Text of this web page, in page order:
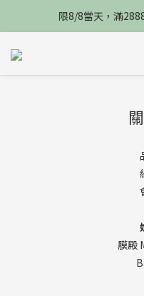
限8/8當天，滿
限8/8當天，滿
倒數3天，任選
限時物理
限8/8當天，滿
膜殿